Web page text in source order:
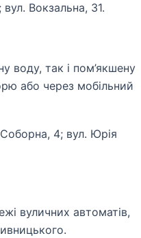
Вокзальна, 31.
воду, так і пом’якшену
або через мобільний
4; вул. Юрія
вуличних автоматів,